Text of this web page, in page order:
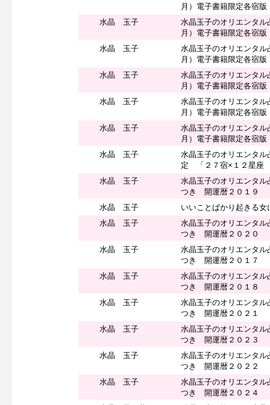
月）電子書籍限定各宿版
水晶 玉子
水晶玉子のオリエンタ
月）電子書籍限定各宿版
水晶 玉子
水晶玉子のオリエンタ
月）電子書籍限定各宿版
水晶 玉子
水晶玉子のオリエンタ
月）電子書籍限定各宿版
水晶 玉子
水晶玉子のオリエンタ
月）電子書籍限定各宿版
水晶 玉子
水晶玉子のオリエンタ
月）電子書籍限定各宿版
水晶 玉子
水晶玉子のオリエンタ
定 「２７宿×１２星座
水晶 玉子
水晶玉子のオリエンタ
つき 開運暦２０１９
水晶 玉子
いいことばかり起きる女
水晶 玉子
水晶玉子のオリエンタ
つき 開運暦２０２０
水晶 玉子
水晶玉子のオリエンタ
つき 開運暦２０１７
水晶 玉子
水晶玉子のオリエンタ
つき 開運暦２０１８
水晶 玉子
水晶玉子のオリエンタ
つき 開運暦２０２１
水晶 玉子
水晶玉子のオリエンタ
つき 開運暦２０２３
水晶 玉子
水晶玉子のオリエンタ
つき 開運暦２０２２
水晶 玉子
水晶玉子のオリエンタ
つき 開運暦２０２４